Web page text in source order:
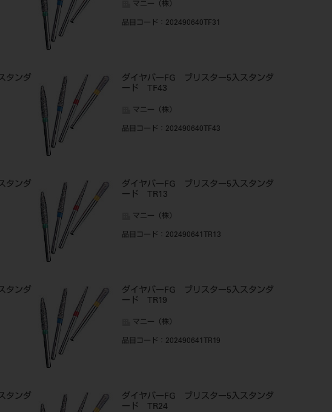
マニー（株）
品目コード ：202490640TF31
タンダ
ダイヤバーFG ブリスター5入スタンダ
ード TF43
マニー（株）
品目コード ：202490640TF43
タンダ
ダイヤバーFG ブリスター5入スタンダ
ード TR13
マニー（株）
品目コード ：202490641TR13
タンダ
ダイヤバーFG ブリスター5入スタンダ
ード TR19
マニー（株）
品目コード ：202490641TR19
タンダ
ダイヤバーFG ブリスター5入スタンダ
ード TR24